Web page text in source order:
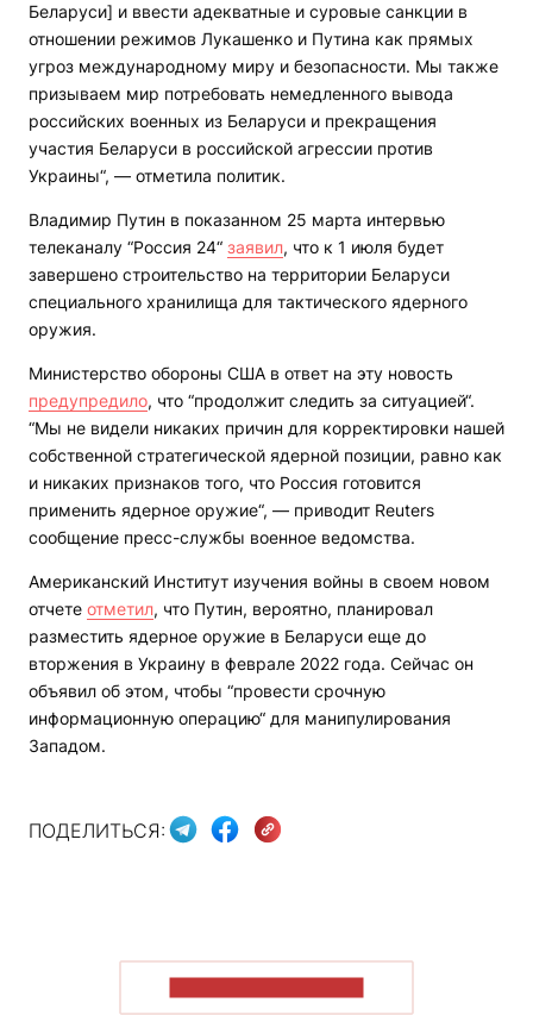
Беларуси] и ввести адекватные и суровые санкции в
отношении режимов Лукашенко и Путина как прямых
угроз международному миру и безопасности. Мы также
призываем мир потребовать немедленного вывода
российских военных из Беларуси и прекращения
участия Беларуси в российской агрессии против
Украины“, — отметила политик.
Владимир Путин в показанном 25 марта интервью
телеканалу “Россия 24“ заявил, что к 1 июля будет
завершено строительство на территории Беларуси
специального хранилища для тактического ядерного
оружия.
Министерство обороны США в ответ на эту новость
предупредило, что “продолжит следить за ситуацией“.
“Мы не видели никаких причин для корректировки нашей
собственной стратегической ядерной позиции, равно как
и никаких признаков того, что Россия готовится
применить ядерное оружие“, — приводит Reuters
сообщение пресс-службы военное ведомства.
Американский Институт изучения войны в своем новом
отчете отметил, что Путин, вероятно, планировал
разместить ядерное оружие в Беларуси еще до
вторжения в Украину в феврале 2022 года. Сейчас он
объявил об этом, чтобы “провести срочную
информационную операцию“ для манипулирования
Западом.
ПОДЕЛИТЬСЯ: